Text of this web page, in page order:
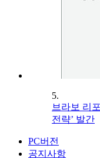
5.
브라보 리
전략’ 발간
PC버전
공지사항